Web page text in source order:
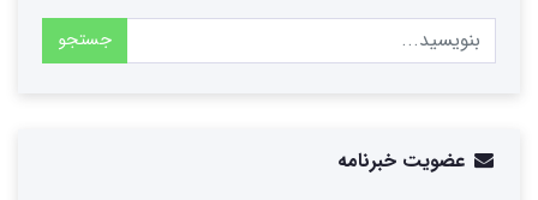
جستجو
عضویت خبرنامه